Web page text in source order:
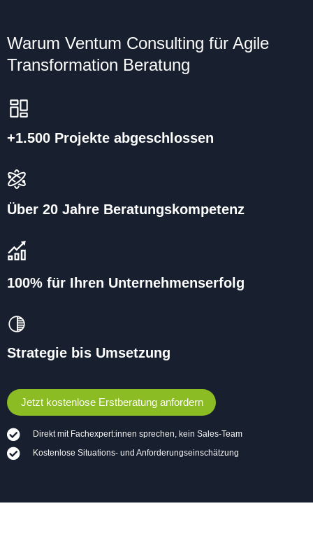
Warum Ventum Consulting für Agile
Transfor­mation Beratung
+1.500 Projekte abgeschlossen
Über 20 Jahre Beratungskompetenz
100% für Ihren Unternehmenserfolg
Strategie bis Umsetzung
Jetzt kostenlose Erstberatung anfordern
Direkt mit Fachexpert:innen sprechen, kein Sales‑Team
Kostenlose Situations‑ und Anforderungseinschätzung